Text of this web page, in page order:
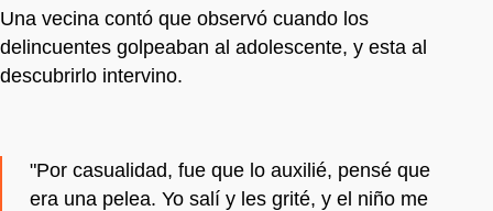
Una vecina contó que observó cuando los
delincuentes golpeaban al adolescente, y esta al
descubrirlo intervino.
"Por casualidad, fue que lo auxilié, pensé que
era una pelea. Yo salí y les grité, y el niño me